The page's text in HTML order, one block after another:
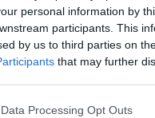
personal information by
participants. This
by us to third parties on
that may further
Processing Opt Outs